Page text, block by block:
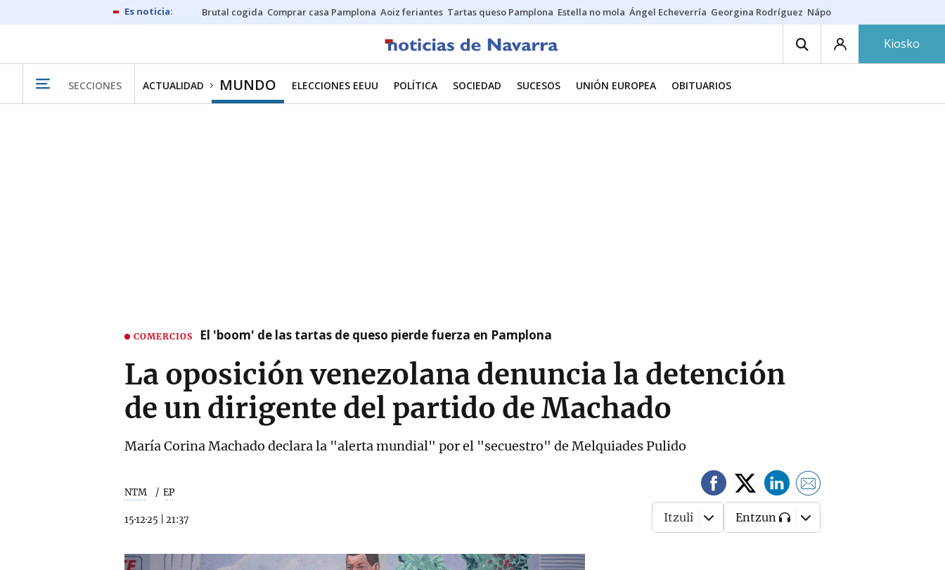
Brutal cogida Comprar casa Pamplona Aoiz feriantes Tartas queso Pamplona Estella no mola Ángel Echeverría Georgina Rodríguez Nápoles - Osasuna
Kiosko
SECCIONES ACTUALIDAD MUNDO ELECCIONES EEUU POLÍTICA SOCIEDAD SUCESOS UNIÓN EUROPEA OBITUARIOS
COMERCIOS El 'boom' de las tartas de queso pierde fuerza en Pamplona
La oposición venezolana denuncia la detención
de un dirigente del partido de Machado
María Corina Machado declara la "alerta mundial" por el "secuestro" de Melquiades Pulido
NTM EP
15·12·25 21:37 Itzuli Entzun